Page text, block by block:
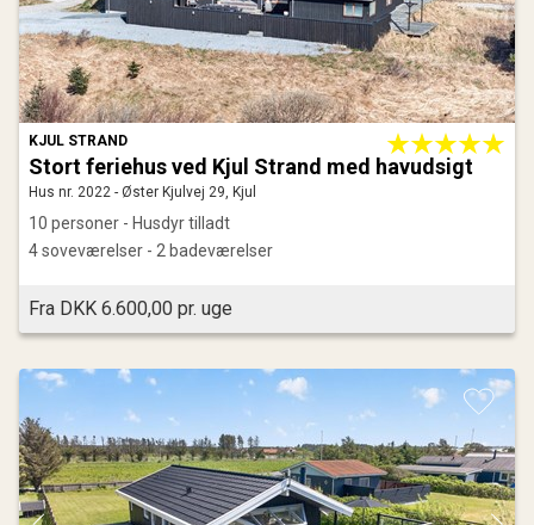
KJUL STRAND
Stort feriehus ved Kjul Strand med havudsigt
Hus nr. 2022 - Øster Kjulvej 29, Kjul
10 personer - Husdyr tilladt
4 soveværelser - 2 badeværelser
Fra DKK 6.600,00 pr. uge